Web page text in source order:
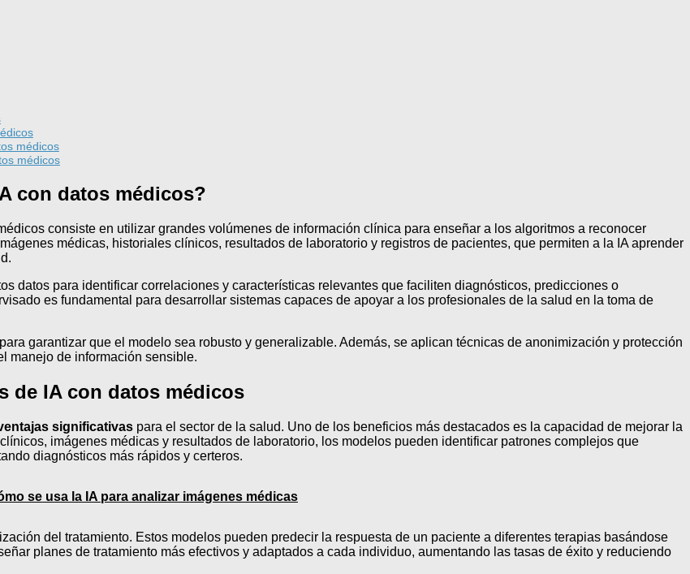
médicos
médicos
con datos médicos?
consiste en utilizar grandes volúmenes de información clínica para enseñar a los algoritmos a reconocer
médicas, historiales clínicos, resultados de laboratorio y registros de pacientes, que permiten a la IA aprender
datos para identificar correlaciones y características relevantes que faciliten diagnósticos, predicciones o
es fundamental para desarrollar sistemas capaces de apoyar a los profesionales de la salud en la toma de
garantizar que el modelo sea robusto y generalizable. Además, se aplican técnicas de anonimización y protección
manejo de información sensible.
de IA con datos médicos
significativas para el sector de la salud. Uno de los beneficios más destacados es la capacidad de mejorar la
imágenes médicas y resultados de laboratorio, los modelos pueden identificar patrones complejos que
diagnósticos más rápidos y certeros.
se usa la IA para analizar imágenes médicas
del tratamiento. Estos modelos pueden predecir la respuesta de un paciente a diferentes terapias basándose
planes de tratamiento más efectivos y adaptados a cada individuo, aumentando las tasas de éxito y reduciendo